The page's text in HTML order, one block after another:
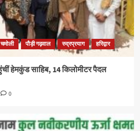
चमोली पौड़ी गढ़वाल रुद्रप्रयाग हरिद्वार
हेमकुंड साहिब, 14 किलोमीटर पैदल
0